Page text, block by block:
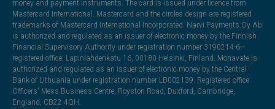
money and payment instruments. The card is issued under licence from
Mastercard International. Mastercard and the circles design are registered
trademarks of Mastercard International Incorporated. Narvi Payments Oy Ab
is authorized and regulated as an issuer of electronic money by the Finnish
Financial Supervisory Authority under registration number 3190214-6—
registered office: Lapinlahdenkatu 16, 00180 Helsinki, Finland. Monavate is
authorized and regulated as an issuer of electronic money by the Central
Bank of Lithuania under registration number LB002139. Registered office:
Officers' Mess Business Centre, Royston Road, Duxford, Cambridge,
England, CB22 4QH.